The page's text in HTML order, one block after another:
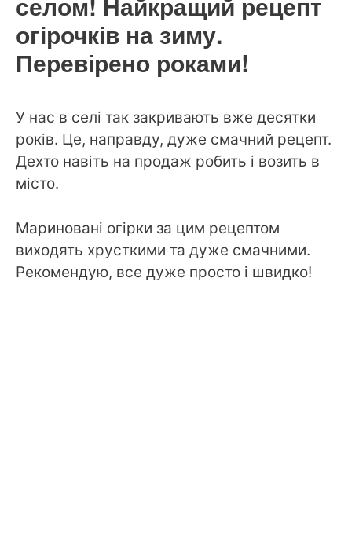
огірочків на зиму.
Перевірено роками!
У нас в селі так закривають вже десятки
років. Це, направду, дуже смачний рецепт.
Дехто навіть на продаж робить і возить в
місто.
Мариновані огірки за цим рецептом
виходять хрусткими та дуже смачними.
Рекомендую, все дуже просто і швидко!